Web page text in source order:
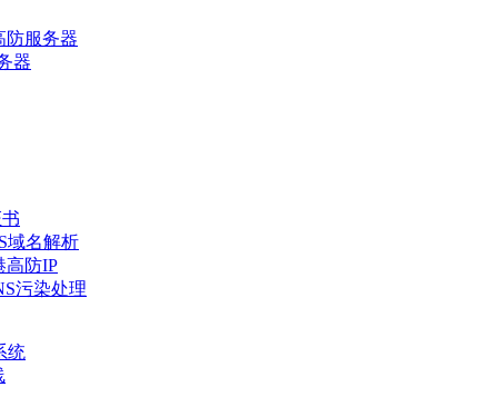
防服务器
器
域名解析
高防IP
污染处理
统